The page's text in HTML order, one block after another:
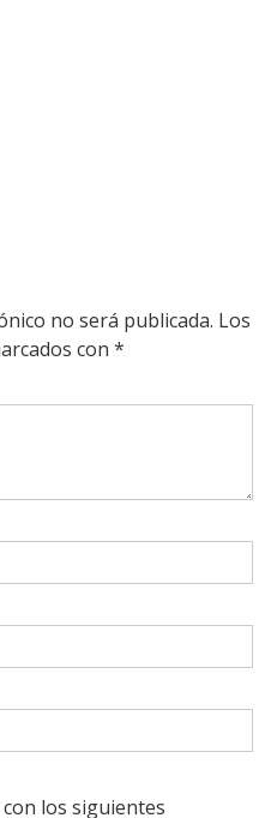
no será publicada. Los
con *
los siguientes